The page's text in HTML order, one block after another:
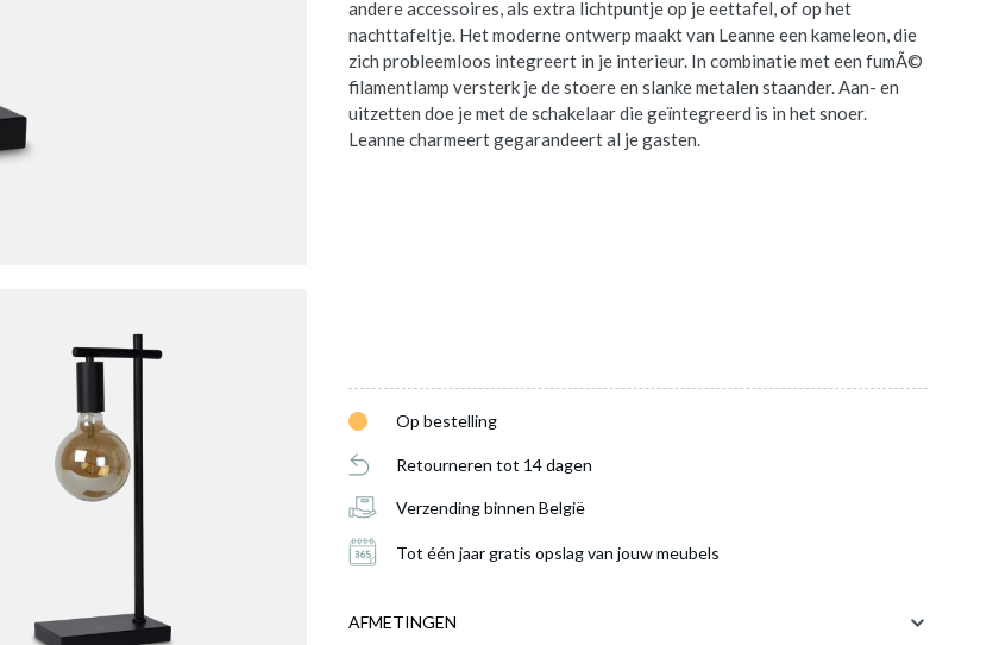
andere accessoires, als extra lichtpuntje op je eettafel, of op het
nachttafeltje. Het moderne ontwerp maakt van Leanne een kameleon, die
zich probleemloos integreert in je interieur. In combinatie met een fumÃ©
filamentlamp versterk je de stoere en slanke metalen staander. Aan- en
uitzetten doe je met de schakelaar die geïntegreerd is in het snoer.
Leanne charmeert gegarandeert al je gasten.
Op bestelling
Retourneren tot 14 dagen
Verzending binnen België
Tot één jaar gratis opslag van jouw meubels
AFMETINGEN